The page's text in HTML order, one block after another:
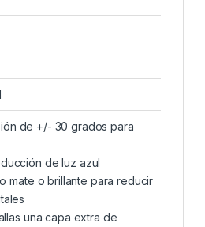
de +/- 30 grados para
de luz azul
mate o brillante para reducir
una capa extra de